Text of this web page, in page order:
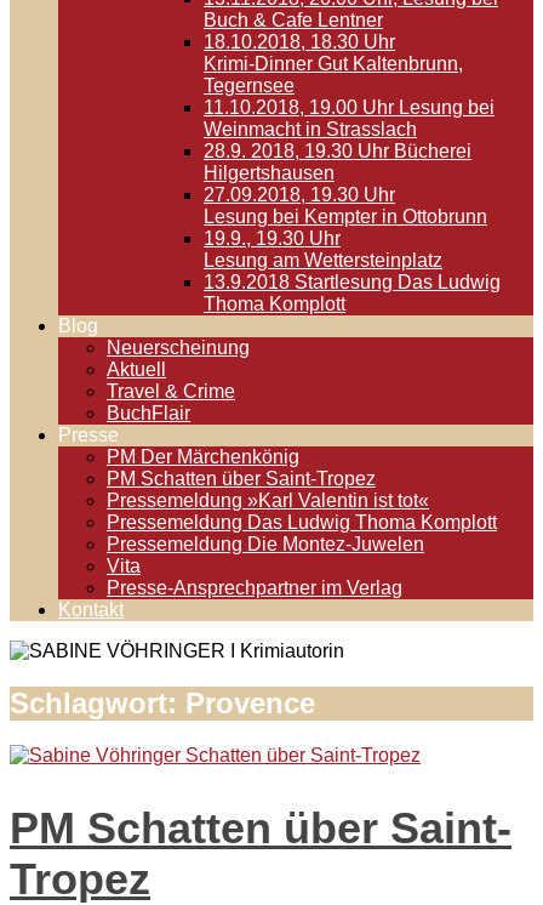
Buch & Cafe Lentner
18.10.2018, 18.30 Uhr
Krimi-Dinner Gut Kaltenbrunn,
Tegernsee
11.10.2018, 19.00 Uhr Lesung bei
Weinmacht in Strasslach
28.9. 2018, 19.30 Uhr Bücherei
Hilgertshausen
27.09.2018, 19.30 Uhr
Lesung bei Kempter in Ottobrunn
19.9., 19.30 Uhr
Lesung am Wettersteinplatz
13.9.2018 Startlesung Das Ludwig
Thoma Komplott
Blog
Neuerscheinung
Aktuell
Travel & Crime
BuchFlair
Presse
PM Der Märchenkönig
PM Schatten über Saint-Tropez
Pressemeldung »Karl Valentin ist tot«
Pressemeldung Das Ludwig Thoma Komplott
Pressemeldung Die Montez-Juwelen
Vita
Presse-Ansprechpartner im Verlag
Kontakt
Schlagwort: Provence
PM Schatten über Saint-
Tropez